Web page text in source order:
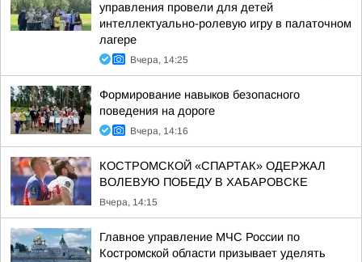
управления провели для детей
интеллектуально-ролевую игру в палаточном
лагере
Вчера, 14:25
Формирование навыков безопасного
поведения на дороге
Вчера, 14:16
КОСТРОМСКОЙ «СПАРТАК» ОДЕРЖАЛ
ВОЛЕВУЮ ПОБЕДУ В ХАБАРОВСКЕ
Вчера, 14:15
Главное управление МЧС России по
Костромской области призывает уделять